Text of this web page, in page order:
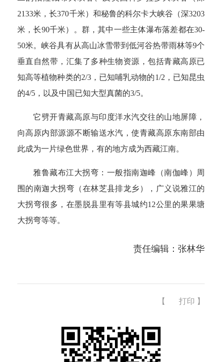
2133米，长370千米）和秘鲁的科尔卡大峡谷（深3203
米，长90千米）。群，其中一些主体瀑布落差都在30-
50米。峡谷具有从高山冰雪带到低河谷热带雨林等9个
垂直自然带，汇集了多种生物资源，包括青藏高原已
知高等植物种类的2/3，已知哺乳动物的1/2，已知昆虫
的4/5，以及中国已知大型真菌的3/5。
它劈开青藏高原与印度洋水汽交往的山地屏障，
向高原内部源源不断输送水汽，使青藏高原东南部由
此成为一片绿色世界，有的地方成为西藏江南。
雅鲁藏布江大拐弯：一般指南迦峰（南伽峰）周
围的南迦大拐弯（在林芝县排龙乡），广义说雅江的
大拐弯很多，在墨脱县里有等县城约12公里的果果塘
大拐弯等等。
责任编辑：张林华
【 打印 】